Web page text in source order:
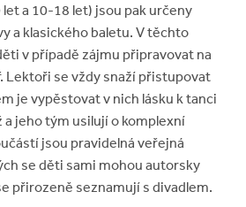
a 10-18 let) jsou pak určeny
a klasického baletu. V těchto
v případě zájmu připravovat na
Lektoři se vždy snaží přistupovat
je vypěstovat v nich lásku k tanci
a jeho tým usilují o komplexní
jsou pravidelná veřejná
se děti sami mohou autorsky
přirozeně seznamují s divadlem.